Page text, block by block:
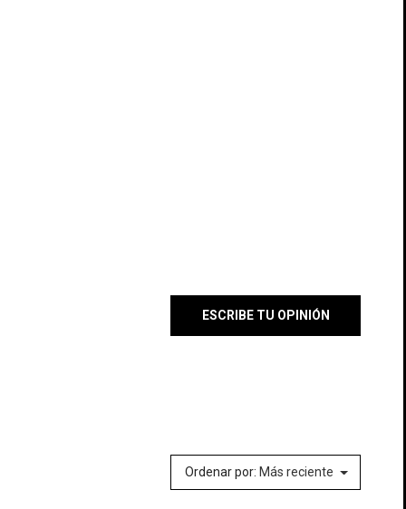
ESCRIBE TU OPINIÓN
Ordenar por: Más reciente